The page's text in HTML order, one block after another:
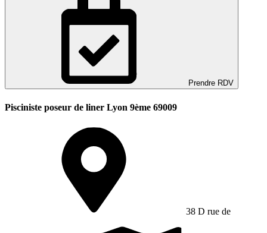
Prendre RDV
Pisciniste poseur de liner Lyon 9ème 69009
38 D rue de